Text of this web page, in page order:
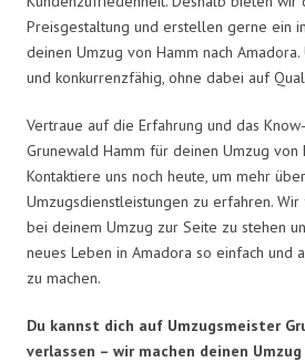
Preisgestaltung und erstellen gerne ein
deinen Umzug von Hamm nach
und konkurrenzfähig, ohne dabei auf
Vertraue auf die Erfahrung und das
Grunewald Hamm für deinen Umzug von
Kontaktiere uns noch heute, um mehr
Umzugsdienstleistungen zu erfahren.
bei deinem Umzug zur Seite zu stehen
neues Leben in Amadora so einfach und
zu machen.
Du kannst dich auf Umzugsmeister
verlassen – wir machen deinen